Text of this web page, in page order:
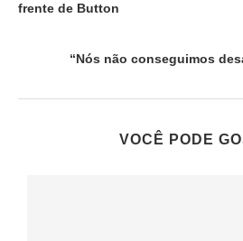
frente de Button
“Nós não conseguimos
VOCÊ PODE